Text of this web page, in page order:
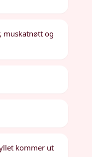
muskatnøtt og
kommer ut